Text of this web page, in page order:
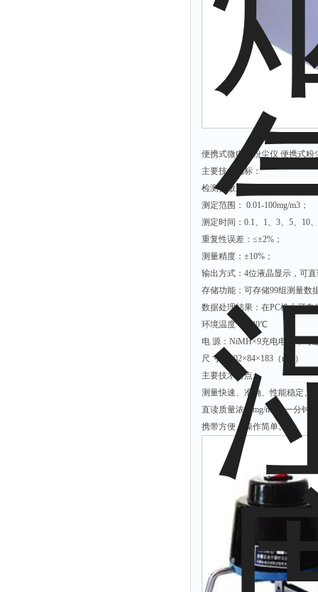
便携式微电脑粉尘仪 便携式
主要技术指标：
检测灵敏度：0.01mg/m3；
测定范围： 0.01-100mg/m3；
测定时间：0.1、1、3、5、
重复性误差：≤±2%；
测量精度：±10%；
输出方式：4位液晶显示，可
存储功能：可存储99组测量
数据处理结果：在PC机上可
环境温度：0-40℃
电 源：NiMH×9充电电池，
尺 寸：202×84×183（mm）
主要技术特点:
测量快速、准确、性能稳定
直读质量浓度mg/m3，一分钟
携带方便、操作简单。